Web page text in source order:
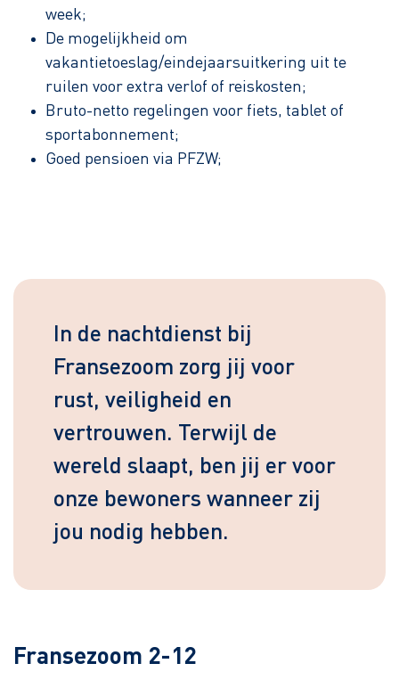
week;
De mogelijkheid om
vakantietoeslag/eindejaarsuitkering uit te
ruilen voor extra verlof of reiskosten;
Bruto-netto regelingen voor fiets, tablet of
sportabonnement;
Goed pensioen via PFZW;
In de nachtdienst bij
Fransezoom zorg jij voor
rust, veiligheid en
vertrouwen. Terwijl de
wereld slaapt, ben jij er voor
onze bewoners wanneer zij
jou nodig hebben.
Fransezoom 2-12